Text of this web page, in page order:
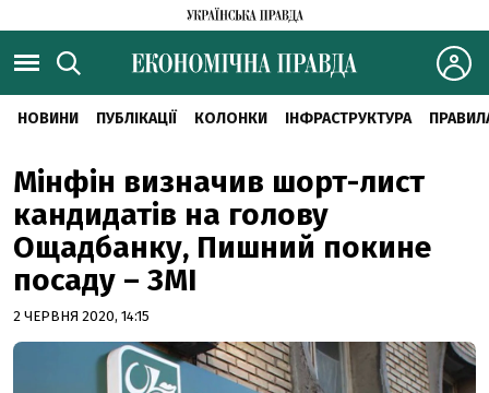
НОВИНИ ПУБЛІКАЦІЇ КОЛОНКИ ІНФРАСТРУКТУРА
Мінфін визначив шорт-лист
кандидатів на голову
Ощадбанку, Пишний покине
посаду – ЗМІ
2 ЧЕРВНЯ 2020, 14:15